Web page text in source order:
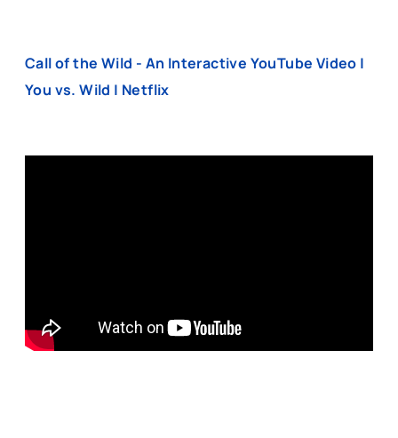
Call of the Wild - An Interactive YouTube Video |
You vs. Wild | Netflix